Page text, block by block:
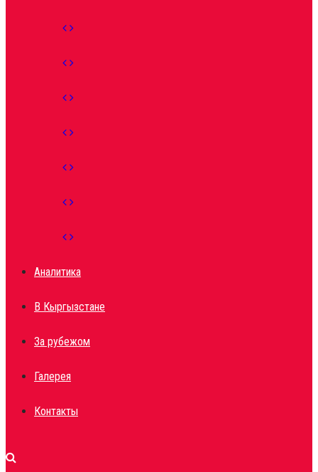
Аналитика
В Кыргызстане
За рубежом
Галерея
Контакты